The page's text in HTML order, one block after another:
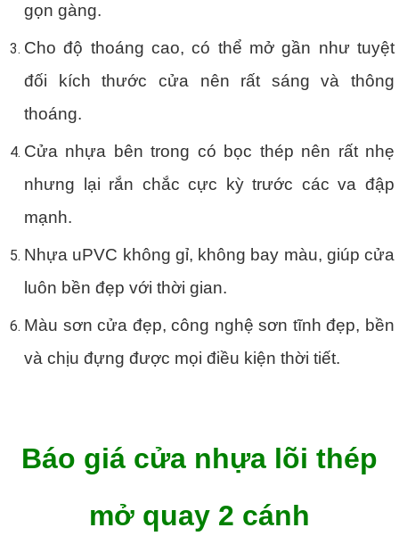
gọn gàng.
Cho độ thoáng cao, có thể mở gần như tuyệt
đối kích thước cửa nên rất sáng và thông
thoáng.
Cửa nhựa bên trong có bọc thép nên rất nhẹ
nhưng lại rắn chắc cực kỳ trước các va đập
mạnh.
Nhựa uPVC không gỉ, không bay màu, giúp cửa
luôn bền đẹp với thời gian.
Màu sơn cửa đẹp, công nghệ sơn tĩnh đẹp, bền
và chịu đựng được mọi điều kiện thời tiết.
Báo giá cửa nhựa lõi thép
mở quay 2 cánh